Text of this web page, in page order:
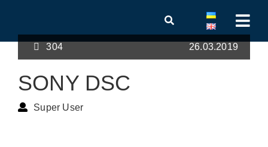
304 26.03.2019
SONY DSC
Super User